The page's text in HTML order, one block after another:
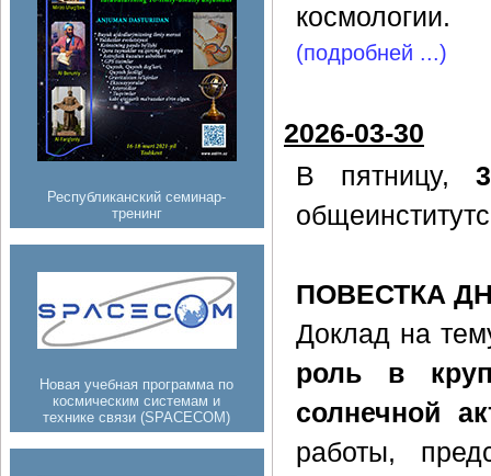
Республиканский семинар-
тренинг
Новая учебная программа по
космическим системам и
технике связи (SPACECOM)
космологии.
(подробней ...)
2026-03-30
В пятницу,
ПОВЕСТКА
Доклад на
роль в
солнечной
работы,